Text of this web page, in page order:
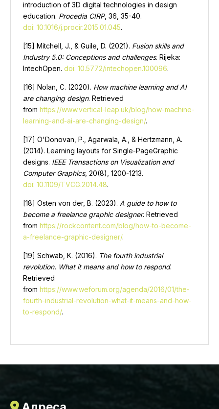
introduction of 3D digital technologies in design
education. Procedia CIRP, 36, 35-40.
doi: 10.1016/j.procir.2015.01.045.
[15] Mitchell, J., & Guile, D. (2021). Fusion skills and
Industry 5.0: Conceptions and challenges. Rijeka:
IntechOpen. doi: 10.5772/intechopen.100096.
[16] Nolan, C. (2020). How machine learning and AI
are changing design. Retrieved
from https://www.vertical-leap.uk/blog/how-machine-
learning-and-ai-are-changing-design/.
[17] O'Donovan, P., Agarwala, A., & Hertzmann, A.
(2014). Learning layouts for Single-PageGraphic
designs. IEEE Transactions on Visualization and
Computer Graphics, 20(8), 1200-1213.
doi: 10.1109/TVCG.2014.48.
[18] Osten von der, B. (2023). A guide to how to
become a freelance graphic designer. Retrieved
from https://rockcontent.com/blog/how-to-become-
a-freelance-graphic-designer/.
[19] Schwab, K. (2016). The fourth industrial
revolution. What it means and how to respond.
Retrieved
from https://www.weforum.org/agenda/2016/01/the-
fourth-industrial-revolution-what-it-means-and-how-
to-respond/.